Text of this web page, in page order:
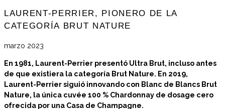
LAURENT-PERRIER, PIONERO DE LA
CATEGORÍA BRUT NATURE
marzo 2023
En 1981, Laurent-Perrier presentó Ultra Brut, incluso antes
de que existiera la categoría Brut Nature. En 2019,
Laurent-Perrier siguió innovando con Blanc de Blancs Brut
Nature, la única cuvée 100 % Chardonnay de dosage cero
ofrecida por una Casa de Champagne.